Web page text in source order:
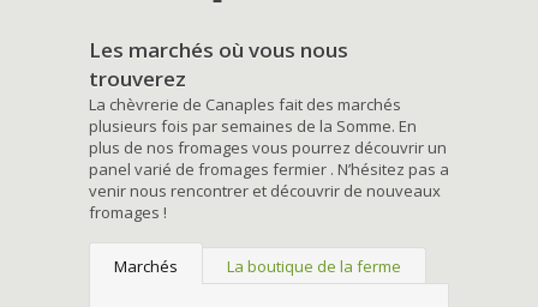
Les marchés où vous nous
trouverez
La chèvrerie de Canaples fait des marchés
plusieurs fois par semaines de la Somme. En
plus de nos fromages vous pourrez découvrir un
panel varié de fromages fermier . N’hésitez pas a
venir nous rencontrer et découvrir de nouveaux
fromages !
Marchés La boutique de la ferme